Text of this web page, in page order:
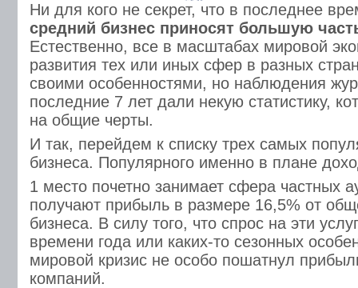
Ни для кого не секрет, что в последнее
средний бизнес приносят большую
Естественно, все в масштабах мировой
развития тех или иных сфер в разных
своими особенностями, но наблюдения
последние 7 лет дали некую статистику,
на общие черты.
И так, перейдем к списку трех самых
бизнеса. Популярного именно в плане
1 место почетно занимает сфера частных
получают прибыль в размере 16,5% от
бизнеса. В силу того, что спрос на эти
времени года или каких-то сезонных
мировой кризис не особо пошатнул
компаний.